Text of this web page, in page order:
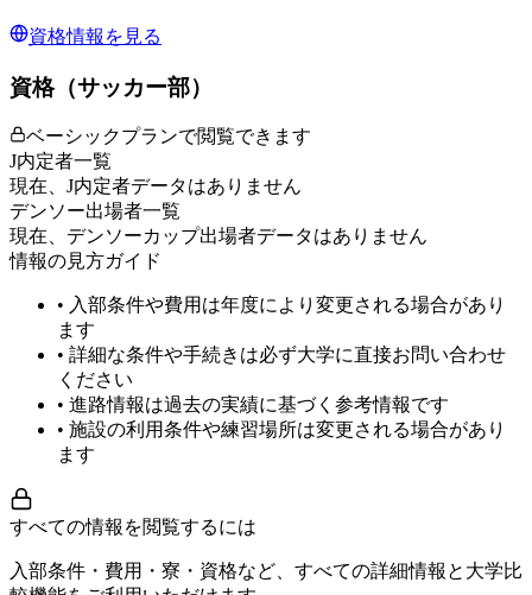
資格情報を見る
資格（サッカー部）
ベーシックプランで閲覧できます
J内定者一覧
現在、J内定者データはありません
デンソー出場者一覧
現在、デンソーカップ出場者データはありません
情報の見方ガイド
• 入部条件や費用は年度により変更される場合があり
ます
• 詳細な条件や手続きは必ず大学に直接お問い合わせ
ください
• 進路情報は過去の実績に基づく参考情報です
• 施設の利用条件や練習場所は変更される場合があり
ます
すべての情報を閲覧するには
入部条件・費用・寮・資格など、すべての詳細情報と大学比